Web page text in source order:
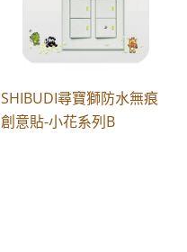
SHIBUDI尋寶獅防水無痕
創意貼-小花系列B